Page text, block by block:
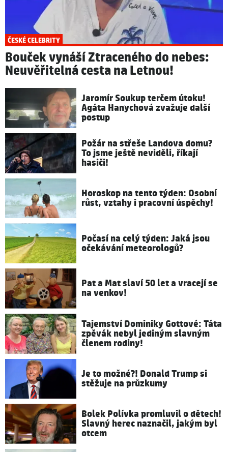
ČESKÉ CELEBRITY
Bouček vynáší Ztraceného do nebes:
Neuvěřitelná cesta na Letnou!
Jaromír Soukup terčem útoku!
Agáta Hanychová zvažuje další
postup
Požár na střeše Landova domu?
To jsme ještě neviděli, říkají
hasiči!
Horoskop na tento týden: Osobní
růst, vztahy i pracovní úspěchy!
Počasí na celý týden: Jaká jsou
očekávání meteorologů?
Pat a Mat slaví 50 let a vracejí se
na venkov!
Tajemství Dominiky Gottové: Táta
zpěvák nebyl jediným slavným
členem rodiny!
Je to možné?! Donald Trump si
stěžuje na průzkumy
Bolek Polívka promluvil o dětech!
Slavný herec naznačil, jakým byl
otcem